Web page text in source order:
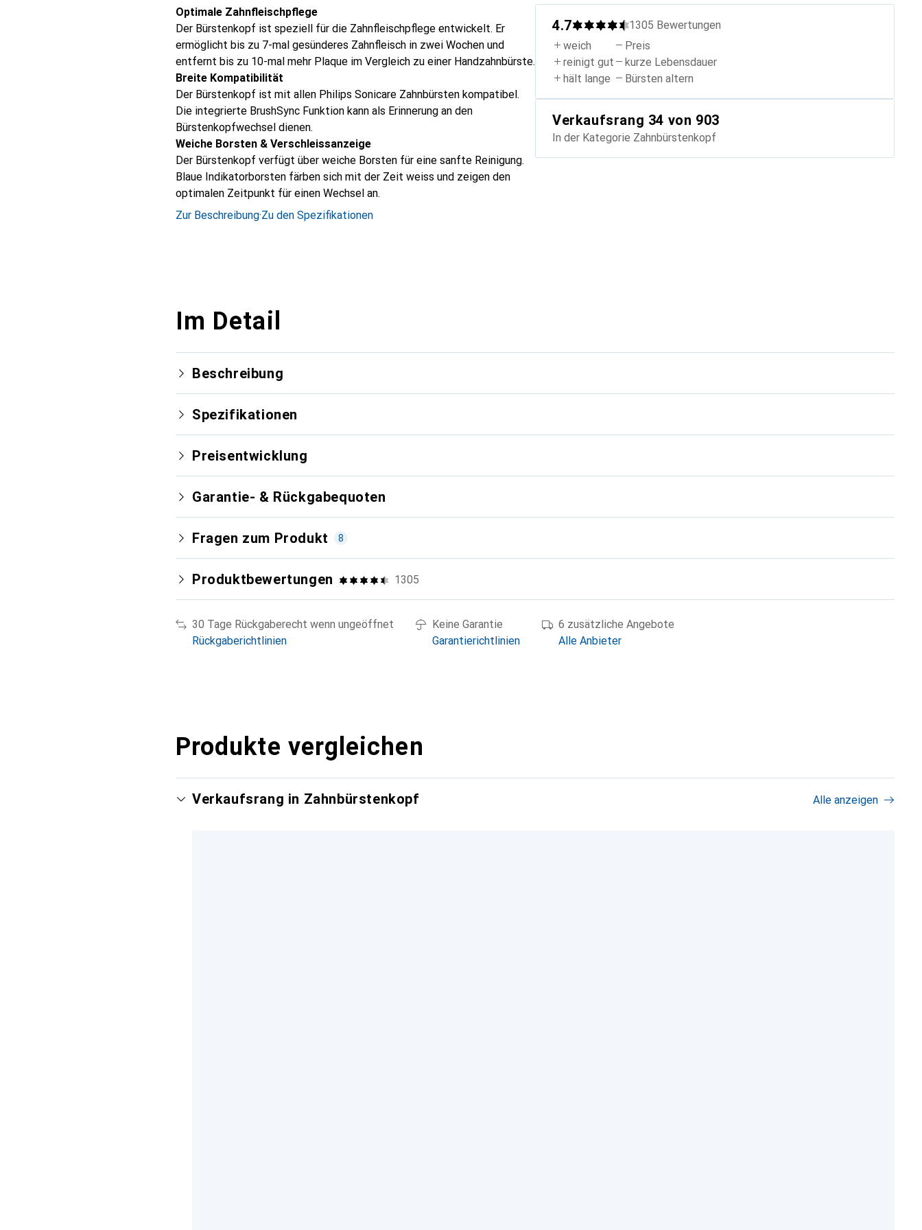
Optimale Zahnfleischpflege
Der Bürstenkopf ist speziell für die Zahnfleischpflege entwickelt. Er
ermöglicht bis zu 7-mal gesünderes Zahnfleisch in zwei Wochen und
entfernt bis zu 10-mal mehr Plaque im Vergleich zu einer Handzahnbürste.
Breite Kompatibilität
Der Bürstenkopf ist mit allen Philips Sonicare Zahnbürsten kompatibel.
Die integrierte BrushSync Funktion kann als Erinnerung an den
Bürstenkopfwechsel dienen.
Weiche Borsten & Verschleissanzeige
Der Bürstenkopf verfügt über weiche Borsten für eine sanfte Reinigung.
Blaue Indikatorborsten färben sich mit der Zeit weiss und zeigen den
optimalen Zeitpunkt für einen Wechsel an.
Zur Beschreibung·Zu den Spezifikationen
4.7 1305 Bewertungen
weich
reinigt gut
hält lange
Preis
kurze Lebensdauer
Bürsten altern
Verkaufsrang 34 von 903
In der Kategorie Zahnbürstenkopf
Im Detail
Beschreibung
Spezifikationen
Preisentwicklung
Garantie- & Rückgabequoten
Fragen zum Produkt 8
Produktbewertungen 1305
30 Tage Rückgaberecht wenn ungeöffnet
Rückgaberichtlinien
Keine Garantie
Garantierichtlinien
6 zusätzliche Angebote
Alle Anbieter
Produkte vergleichen
Verkaufsrang in Zahnbürstenkopf Alle anzeigen